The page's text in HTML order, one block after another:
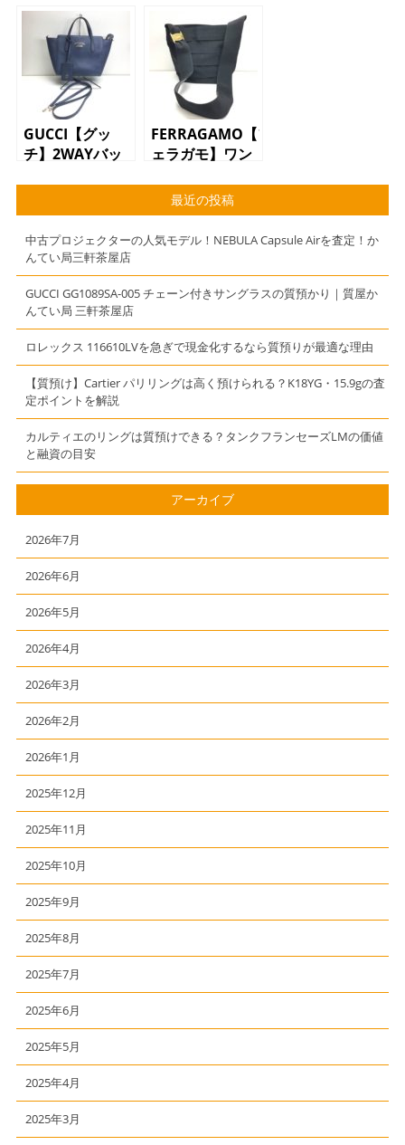
チ）ハンドバッ
GUCCI【グッ
チ】2WAYバッ
レザー ハンド
バッグ ショル
ダーバッグ ネ
イビー
FERRAGAMO【フ
ェラガモ】ワン
グ AU-
214242 ブラッ
ク
最近の投稿
中古プロジェクターの人気モデル！NEBULA Capsule Airを査定！か
んてい局三軒茶屋店
GUCCI GG1089SA-005 チェーン付きサングラスの質預かり｜質屋か
んてい局 三軒茶屋店
ロレックス 116610LVを急ぎで現金化するなら質預りが最適な理由
【質預け】Cartier パリリングは高く預けられる？K18YG・15.9gの査
定ポイントを解説
カルティエのリングは質預けできる？タンクフランセーズLMの価値
と融資の目安
アーカイブ
2026年7月
2026年6月
2026年5月
2026年4月
2026年3月
2026年2月
2026年1月
2025年12月
2025年11月
2025年10月
2025年9月
2025年8月
2025年7月
2025年6月
2025年5月
2025年4月
2025年3月